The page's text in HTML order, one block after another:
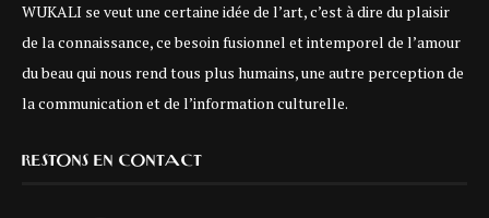
WUKALI se veut une certaine idée de l’art, c’est à dire du plaisir
de la connaissance, ce besoin fusionnel et intemporel de l’amour
du beau qui nous rend tous plus humains, une autre perception de
la communication et de l’information culturelle.
RESTONS EN CONTACT